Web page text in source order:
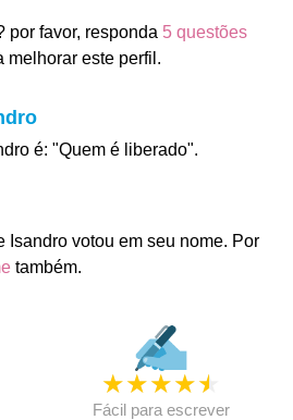
por favor, responda 5 questões
melhorar este perfil.
é: "Quem é liberado".
Isandro votou em seu nome. Por
também.
★★★★★
Fácil para escrever